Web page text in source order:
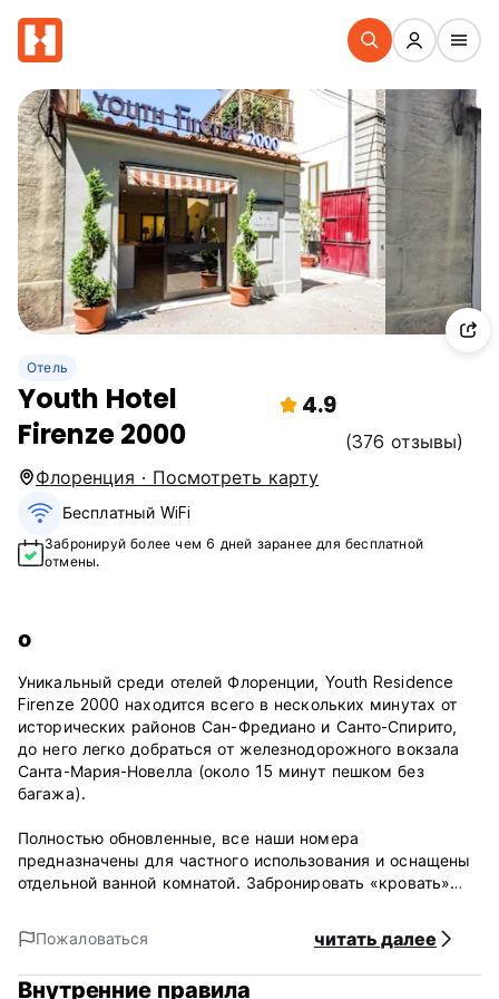
Отель
Youth Hotel
Firenze 2000
4.9
(376 отзывы)
Флоренция · Посмотреть карту
Бесплатный WiFi
Забронируй более чем 6 дней заранее для бесплатной
отмены.
о
Уникальный среди отелей Флоренции, Youth Residence
Firenze 2000 находится всего в нескольких минутах от
исторических районов Сан-Фредиано и Санто-Спирито,
до него легко добраться от железнодорожного вокзала
Санта-Мария-Новелла (около 15 минут пешком без
багажа).
Полностью обновленные, все наши номера
предназначены для частного использования и оснащены
отдельной ванной комнатой. Забронировать «кровать»
Крытый бар/кафе, телевизор в номерах, открытый
внутренний дворик.
Итальянский завтрак включен: с 8:00 до 10:00.
Пожаловаться читать далее
Внутренние правила